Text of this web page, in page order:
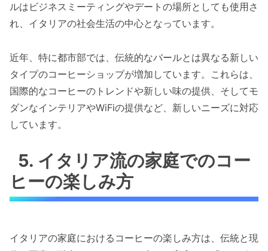
ルはビジネスミーティングやデートの場所としても使用さ
れ、イタリアの社会生活の中心となっています。
近年、特に都市部では、伝統的なバールとは異なる新しい
タイプのコーヒーショップが増加しています。これらは、
国際的なコーヒーのトレンドや新しい味の提供、そしてモ
ダンなインテリアやWiFiの提供など、新しいニーズに対応
しています。
5. イタリア流の家庭でのコー
ヒーの楽しみ方
イタリアの家庭におけるコーヒーの楽しみ方は、伝統と現